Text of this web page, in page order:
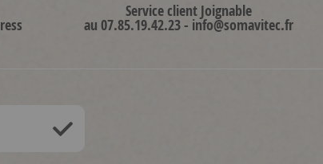
Service client Joignable
au 07.85.19.42.23 - info@somavitec.fr